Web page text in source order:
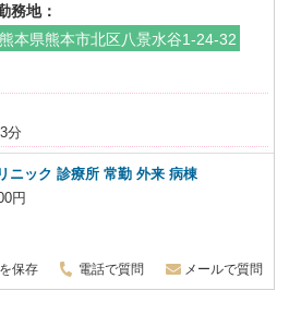
務地：
熊本県熊本市北区八景水谷1-24-32
分
ニック 診療所 常勤 外来 病棟
円
保存 電話で質問 メールで質問